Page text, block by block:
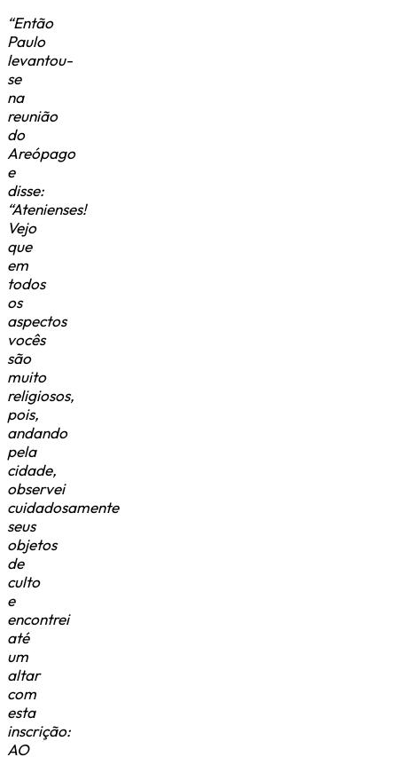
“Então
Paulo
levantou-
se
na
reunião
do
Areópago
e
disse:
“Atenienses!
Vejo
que
em
todos
os
aspectos
vocês
são
muito
religiosos,
pois,
andando
pela
cidade,
observei
cuidadosamente
seus
objetos
de
culto
e
encontrei
até
um
altar
com
esta
inscrição:
AO